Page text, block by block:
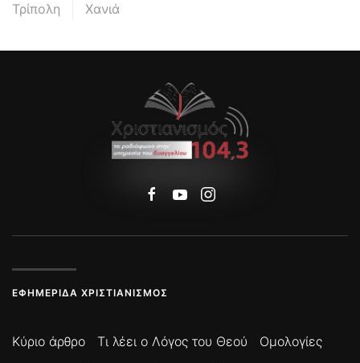
Τρίπολη
Χανιά
ΕΦΗΜΕΡΊΔΑ ΧΡΙΣΤΙΑΝΙΣΜΌΣ
Κύριο άρθρο Τι λέει ο Λόγος του Θεού
Ομολογίες